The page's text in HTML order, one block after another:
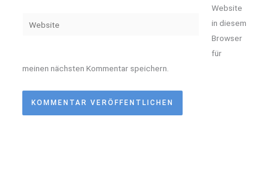
Website
Website
in diesem
Browser
für
meinen nächsten Kommentar speichern.